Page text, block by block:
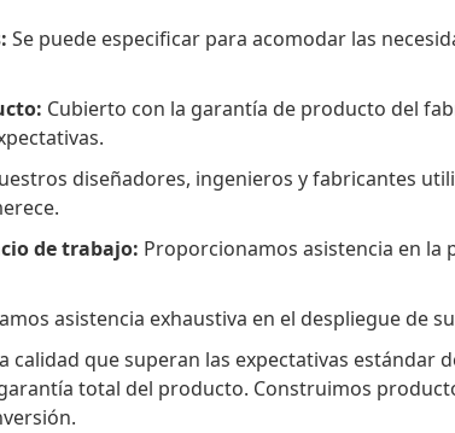
Se puede especificar para acomodar las
Cubierto con la garantía de producto del
diseñadores, ingenieros y fabricantes
de trabajo: Proporcionamos asistencia en la
asistencia exhaustiva en el despliegue de
calidad que superan las expectativas
total del producto. Construimos